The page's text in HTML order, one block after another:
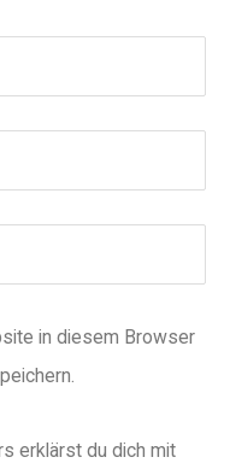
in diesem Browser
erklärst du dich mit